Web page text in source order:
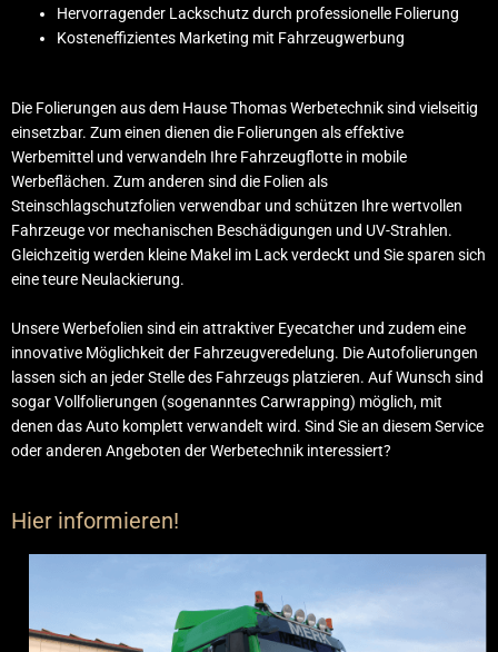
Hervorragender Lackschutz durch professionelle Folierung
Kosteneffizientes Marketing mit Fahrzeugwerbung
Die Folierungen aus dem HauseThomas Werbetechniksind vielseitig
einsetzbar. Zum einen dienen die Folierungen als effektive
Werbemittel und verwandeln Ihre Fahrzeugflotte in mobile
Werbeflächen. Zum anderen sind die Folien als
Steinschlagschutzfolien verwendbar und schützen Ihre wertvollen
Fahrzeuge vor mechanischen Beschädigungen und UV-Strahlen.
Gleichzeitig werden kleine Makel im Lack verdeckt und Sie sparen sich
eine teure Neulackierung.
Unsere Werbefolien sind ein attraktiver Eyecatcher und zudem eine
innovative Möglichkeit der Fahrzeugveredelung. Die Autofolierungen
lassen sich an jeder Stelle des Fahrzeugs platzieren. Auf Wunsch sind
sogar Vollfolierungen (sogenanntes Carwrapping) möglich, mit
denen das Auto komplett verwandelt wird. Sind Sie an diesemService
oder anderen Angeboten der Werbetechnik interessiert?
Hier informieren!